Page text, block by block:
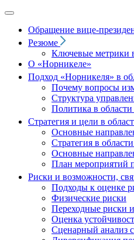
Обращение
Резюме
Ключевые метрики
О «Норникеле»
Подход «Норникеля» в
Почему вопросы
Структура
Политика в
Стратегия и цели в
Основные
Стратегия в
Основные
План мероприятий
Риски и возможности,
Подходы к оценке
Физические риски
Переходные риски
Оценка
Сценарный анализ